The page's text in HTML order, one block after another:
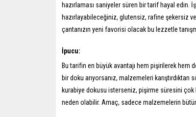
hazırlaması saniyeler süren bir tarif hayal
hazırlayabileceğiniz, glutensiz, rafine şekersiz
çantanızın yeni favorisi olacak bu lezzetle
İpucu:
Bu tarifin en büyük avantajı hem pişirilerek hem
bir doku arıyorsanız, malzemeleri
kurabiye dokusu isterseniz, pişirme süresini çok
neden olabilir. Amaç, sadece malzemelerin